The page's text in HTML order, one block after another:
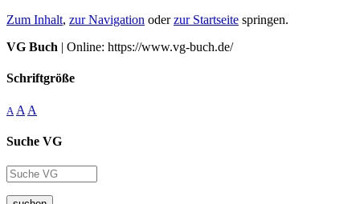
Zum Inhalt, zur Navigation oderzur Startseite springen.
VG Buch | Online: https://www.vg-buch.de/
Schriftgröße
A A A
Suche VG